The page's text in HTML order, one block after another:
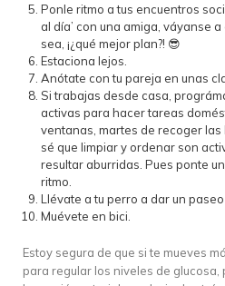
Ponle ritmo a tus encuentros
al día’ con una amiga, váyanse
sea, ¡¿qué mejor plan?! 😎
Estaciona lejos.
Anótate con tu pareja en unas
Si trabajas desde casa,
activas para hacer tareas
ventanas, martes de recoger las
sé que limpiar y ordenar son
resultar aburridas. Pues ponte
ritmo.
Llévate a tu perro a dar un
Muévete en bici.
Estoy segura de que si te mueves
para regular los niveles de